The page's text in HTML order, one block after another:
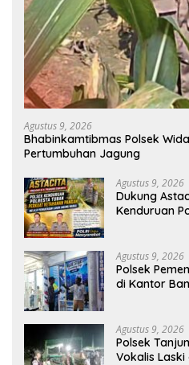
Agustus 9, 2026
Bhabinkamtibmas Polsek
Pertumbuhan Jagung
Agustus 9, 2026
Dukung
Kenduruan
Agustus 9, 2026
Polsek
di Kantor
Agustus 9, 2026
Polsek
Vokalis